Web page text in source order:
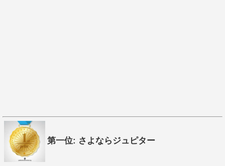
第一位: さよならジュピター